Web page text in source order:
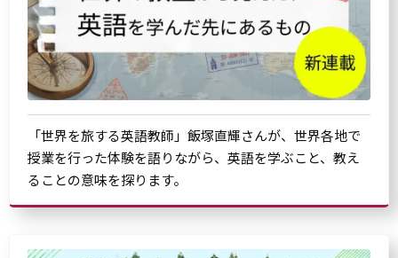
「世界を旅する英語教師」飯塚直輝さんが、世界各地で
授業を行った体験を語りながら、英語を学ぶこと、教え
ることの意味を探ります。